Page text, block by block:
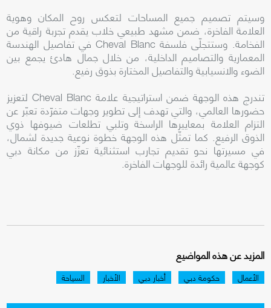
وسيتم تصميم جميع المساحات لتعكس روح المكان وهوية
العلامة الفاخرة، ضمن مشهد طبيعي خلاب يقدم تجربة راقية من
الفخامة. وستتجلّى فلسفة Cheval Blanc في تفاصيل الهندسة
المعمارية والتصاميم الداخلية، من خلال جمال هادئ يجمع بين
الضوء والانسيابية والتفاصيل المختارة بذوق رفيع.
تندرج هذه الوجهة ضمن استراتيجية علامة Cheval Blanc لتعزيز
حضورها العالمي، والتي تهدف إلى تطوير وجهات متفرّدة تعبّر عن
التزام العلامة بمعاييرها الراسخة وتلبي تطلعات ضيوفها ذوي
الذوق الرفيع. كما تمثّل هذه الوجهة خطوة نوعية جديدة لشمال،
في مسيرتها نحو تقديم تجارب استثنائية تعزّز من مكانة دبي
كوجهة عالمية رائدة للوجهات الفاخرة.
المزيد عن هذه المواضيع
الأعمال حكومة دبي أخبار دبي الأخبار السياحة